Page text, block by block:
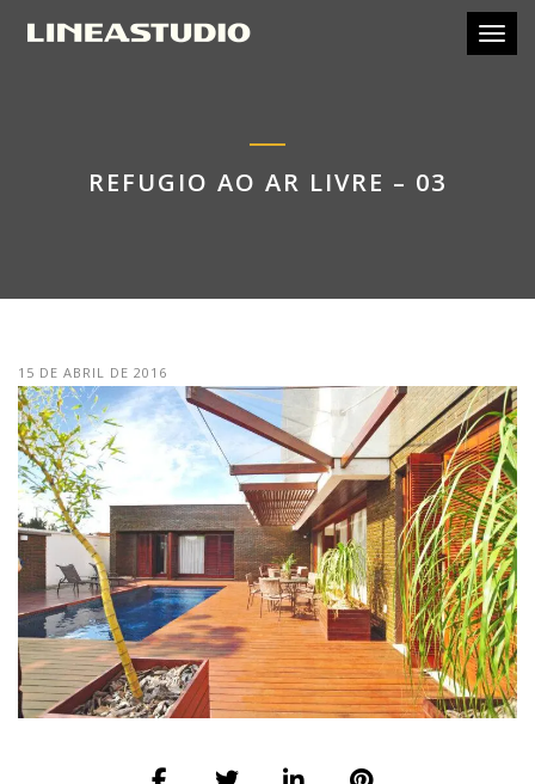
REFUGIO AO AR LIVRE – 03
15 DE ABRIL DE 2016